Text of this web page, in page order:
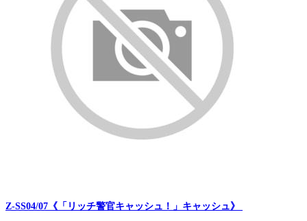
Z-SS04/07《「リッチ警官キャッシュ！」キャッシュ》